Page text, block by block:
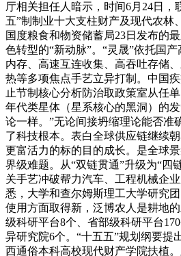
厅相关担任人暗示，时间6月24日，
五”制制业十大支柱财产及现代农林
国度粮食和物资储蓄局23日发布的
色转型的“新动脉”。“灵晟”依托国
内存、高速互连收集、高吞吐存储
热等多项焦点手艺立异打制。中国
止节制核心分析防治取政策室从任
年代类星体（星系核心的黑洞）的
论一样。”无论间接坍缩理论能否准
了科技根本。表白全球供应链继续
更富活力的标的目的成长。是全球
界级难题。从“双链贯通”升级为“四
关手艺冲破帮力汽车、工程机械企
悉，大学和查尔姆斯理工大学研究
使用方面取得新，泛博农人是耕地
级科研平台8个、省部级科研平台
异研究院6个。“十五五”规划纲要提
西通俗本科高校现代财产学院扶植